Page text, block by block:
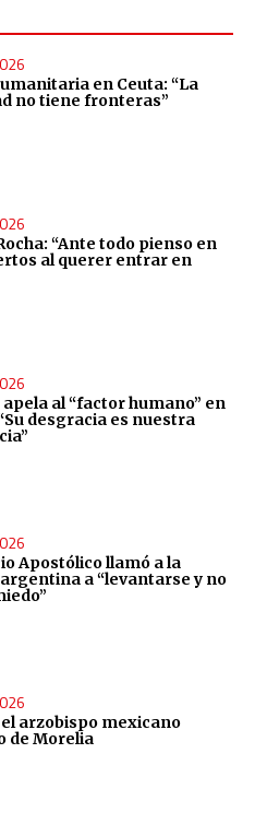
en Ceuta: “La
no tiene fronteras”
“Ante todo pienso en
al querer entrar en
al “factor humano” en
desgracia es nuestra
Apostólico llamó a la
a “levantarse y no
arzobispo mexicano
de Morelia